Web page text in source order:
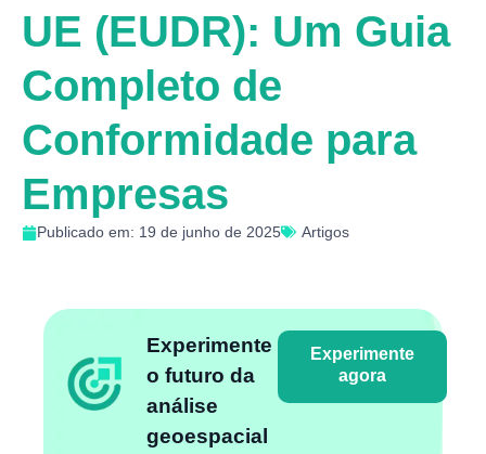
UE (EUDR): Um Guia
Completo de
Conformidade para
Empresas
Publicado em: 19 de junho de 2025 Artigos
Experimente
o futuro da
análise
geoespacial
Experimente
agora